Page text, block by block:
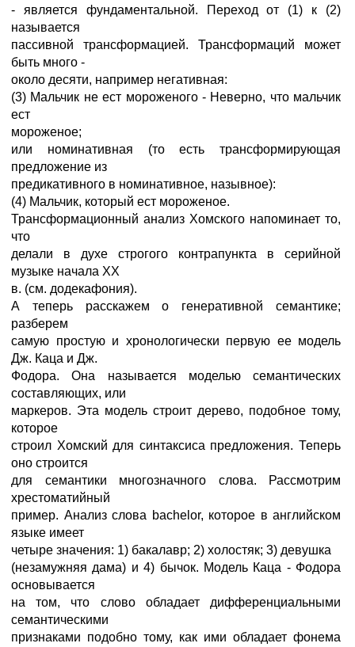
- является фундаментальной. Переход от (1) к (2)
называется
пассивной трансформацией. Трансформаций может
быть много -
около десяти, например негативная:
(3) Мальчик не ест мороженого - Неверно, что мальчик
ест
мороженое;
или номинативная (то есть трансформирующая
предложение из
предикативного в номинативное, назывное):
(4) Мальчик, который ест мороженое.
Трансформационный анализ Хомского напоминает то,
что
делали в духе строгого контрапункта в серийной
музыке начала ХХ
в. (см. додекафония).
А теперь расскажем о генеративной семантике;
разберем
самую простую и хронологически первую ее модель
Дж. Каца и Дж.
Фодора. Она называется моделью семантических
составляющих, или
маркеров. Эта модель строит дерево, подобное тому,
которое
строил Хомский для синтаксиса предложения. Теперь
оно строится
для семантики многозначного слова. Рассмотрим
хрестоматийный
пример. Анализ слова bachelor, которое в английском
языке имеет
четыре значения: 1) бакалавр; 2) холостяк; 3) девушка
(незамужняя дама) и 4) бычок. Модель Каца - Фодора
основывается
на том, что слово обладает дифференциальными
семантическими
признаками подобно тому, как ими обладает фонема